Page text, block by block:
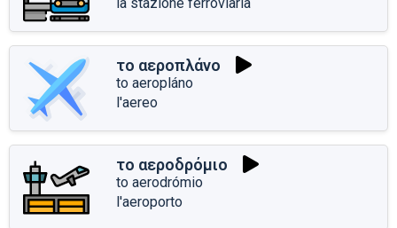
la stazione ferroviaria
το αεροπλάνο
to aeropláno
l'aereo
το αεροδρόμιο
to aerodrómio
l'aeroporto